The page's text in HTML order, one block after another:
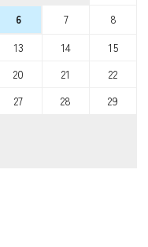
6 7
8
13 14
15
20 21
22
27 28
29